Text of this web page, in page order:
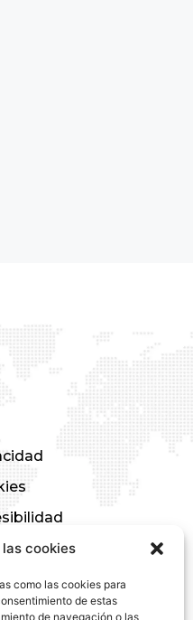
cookies
como las cookies para
de estas
de navegación o las